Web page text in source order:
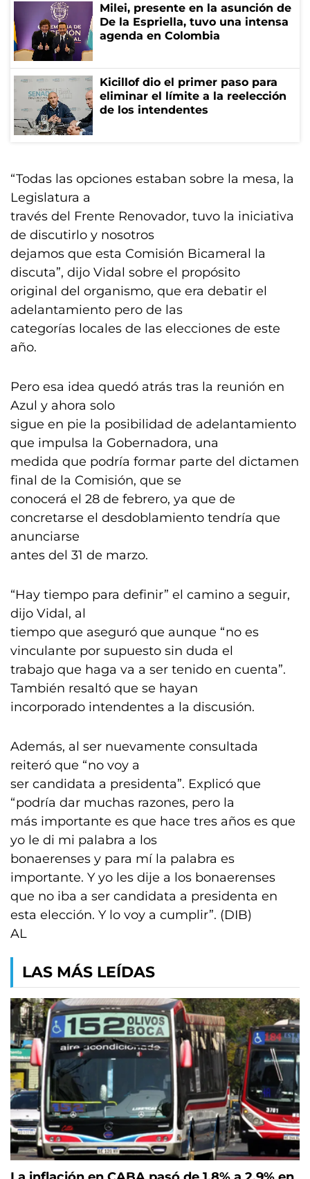
Milei, presente en la asunción de
De la Espriella, tuvo una intensa
agenda en Colombia
Kicillof dio el primer paso para
eliminar el límite a la reelección
de los intendentes
“Todas las opciones estaban sobre la mesa, la
Legislatura a
través del Frente Renovador, tuvo la iniciativa
de discutirlo y nosotros
dejamos que esta Comisión Bicameral la
discuta”, dijo Vidal sobre el propósito
original del organismo, que era debatir el
adelantamiento pero de las
categorías locales de las elecciones de este
año.
Pero esa idea quedó atrás tras la reunión en
Azul y ahora solo
sigue en pie la posibilidad de adelantamiento
que impulsa la Gobernadora, una
medida que podría formar parte del dictamen
final de la Comisión, que se
conocerá el 28 de febrero, ya que de
concretarse el desdoblamiento tendría que
anunciarse
antes del 31 de marzo.
“Hay tiempo para definir” el camino a seguir,
dijo Vidal, al
tiempo que aseguró que aunque “no es
vinculante por supuesto sin duda el
trabajo que haga va a ser tenido en cuenta”.
También resaltó que se hayan
incorporado intendentes a la discusión.
Además, al ser nuevamente consultada
reiteró que “no voy a
ser candidata a presidenta”. Explicó que
“podría dar muchas razones, pero la
más importante es que hace tres años es que
yo le di mi palabra a los
bonaerenses y para mí la palabra es
importante. Y yo les dije a los bonaerenses
que no iba a ser candidata a presidenta en
esta elección. Y lo voy a cumplir”. (DIB)
AL
LAS MÁS LEÍDAS